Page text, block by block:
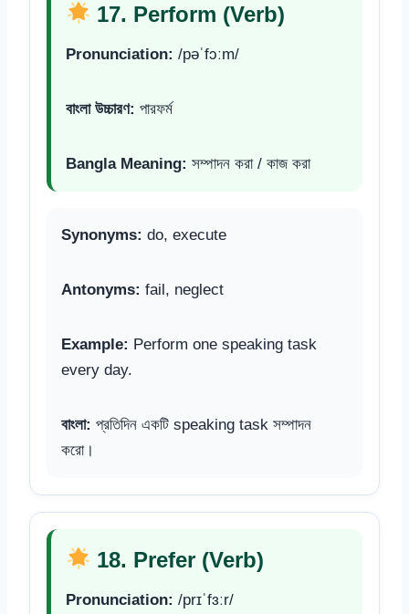
17. Perform (Verb)
Pronunciation: /pəˈfɔːm/
বাংলা উচ্চারণ: পারফর্ম
Bangla Meaning: সম্পাদন করা / কাজ করা
Synonyms: do, execute
Antonyms: fail, neglect
Example: Perform one speaking task
every day.
বাংলা: প্রতিদিন একটি speaking task সম্পাদন
করো।
18. Prefer (Verb)
Pronunciation: /prɪˈfɜːr/